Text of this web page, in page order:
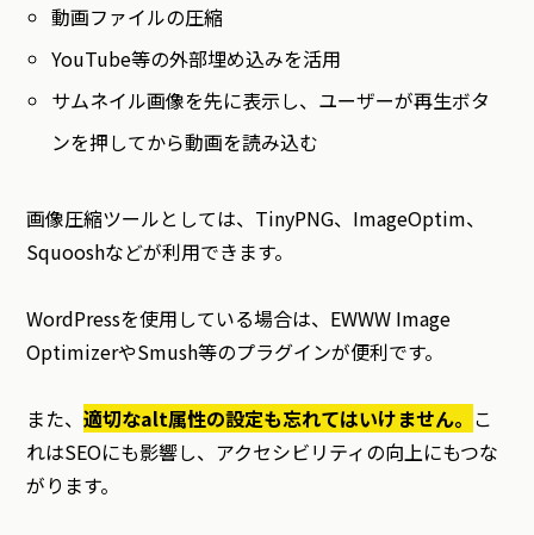
動画ファイルの圧縮
YouTube等の外部埋め込みを活用
サムネイル画像を先に表示し、ユーザーが再生ボタ
ンを押してから動画を読み込む
画像圧縮ツールとしては、TinyPNG、ImageOptim、
Squooshなどが利用できます。
WordPressを使用している場合は、EWWW Image
OptimizerやSmush等のプラグインが便利です。
また、適切なalt属性の設定も忘れてはいけません。 こ
れはSEOにも影響し、アクセシビリティの向上にもつな
がります。